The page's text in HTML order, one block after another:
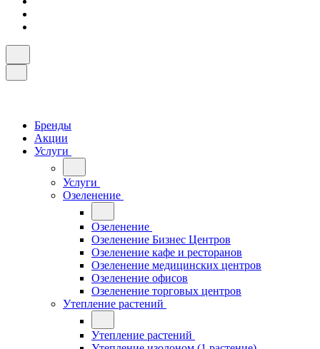
Бренды
Акции
Услуги
Услуги
Озеленение
Озеленение
Озеленение Бизнес Центров
Озеленение кафе и ресторанов
Озеленение медицинских центров
Озеленение офисов
Озеленение торговых центров
Утепление растений
Утепление растений